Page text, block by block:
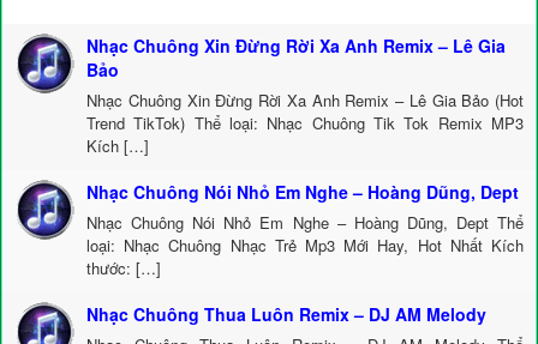
Nhạc Chuông Xin Đừng Rời Xa Anh Remix – Lê Gia
Bảo
Nhạc Chuông Xin Đừng Rời Xa Anh Remix – Lê Gia Bảo (Hot
Trend TikTok) Thể loại: Nhạc Chuông Tik Tok Remix MP3
Kích […]
Nhạc Chuông Nói Nhỏ Em Nghe – Hoàng Dũng, Dept
Nhạc Chuông Nói Nhỏ Em Nghe – Hoàng Dũng, Dept Thể
loại: Nhạc Chuông Nhạc Trẻ Mp3 Mới Hay, Hot Nhất Kích
thước: […]
Nhạc Chuông Thua Luôn Remix – DJ AM Melody